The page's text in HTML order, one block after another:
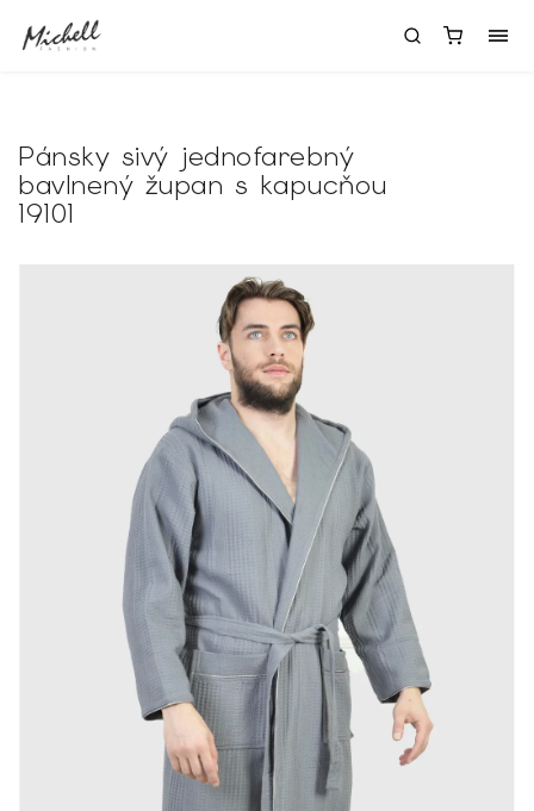
Pánsky sivý jednofarebný
bavlnený župan s kapucňou
19101